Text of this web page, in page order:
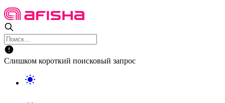
Слишком короткий поисковый запрос